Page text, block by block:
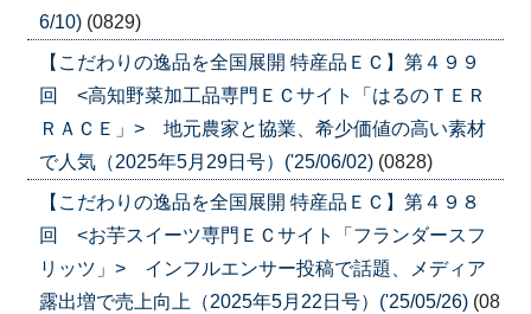
6/10) (0829)
【こだわりの逸品を全国展開 特産品ＥＣ】第４９９
回 <高知野菜加工品専門ＥＣサイト「はるのＴＥＲ
ＲＡＣＥ」> 地元農家と協業、希少価値の高い素材
で人気（2025年5月29日号）('25/06/02) (0828)
【こだわりの逸品を全国展開 特産品ＥＣ】第４９８
回 <お芋スイーツ専門ＥＣサイト「フランダースフ
リッツ」> インフルエンサー投稿で話題、メディア
露出増で売上向上（2025年5月22日号）('25/05/26) (08